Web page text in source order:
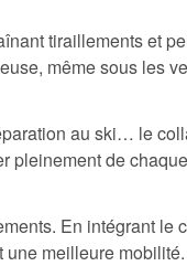
tiraillements et
même sous les
au ski… le
pleinement de
En intégrant le
une meilleure mobilité.